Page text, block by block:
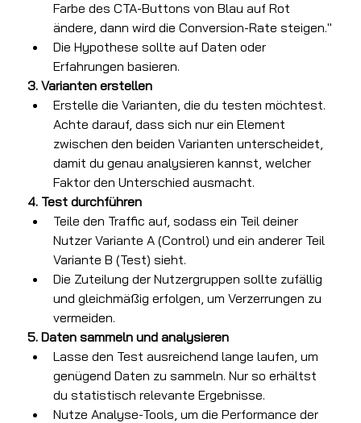
Farbe des CTA-Buttons von Blau auf Rot
ändere, dann wird die Conversion-Rate steigen."
Die Hypothese sollte auf Daten oder
Erfahrungen basieren.
3. Varianten erstellen
Erstelle die Varianten, die du testen möchtest.
Achte darauf, dass sich nur ein Element
zwischen den beiden Varianten unterscheidet,
damit du genau analysieren kannst, welcher
Faktor den Unterschied ausmacht.
4. Test durchführen
Teile den Traffic auf, sodass ein Teil deiner
Nutzer Variante A (Control) und ein anderer Teil
Variante B (Test) sieht.
Die Zuteilung der Nutzergruppen sollte zufällig
und gleichmäßig erfolgen, um Verzerrungen zu
vermeiden.
5. Daten sammeln und analysieren
Lasse den Test ausreichend lange laufen, um
genügend Daten zu sammeln. Nur so erhältst
du statistisch relevante Ergebnisse.
Nutze Analyse-Tools, um die Performance der